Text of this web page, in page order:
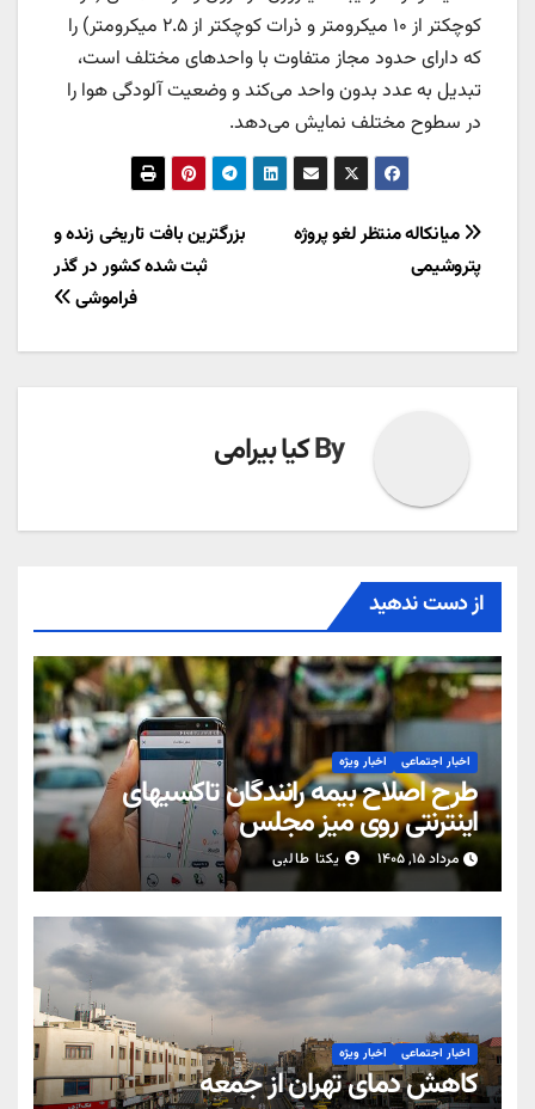
کوچکتر از ۱۰ میکرومتر و ذرات کوچکتر از ۲.۵ میکرومتر) را
که دارای حدود مجاز متفاوت با واحدهای مختلف است،
تبدیل به عدد بدون واحد می‌کند و وضعیت آلودگی هوا را
در سطوح مختلف نمایش می‌دهد.
راهبری
نوشته
بزرگترین بافت تاریخی زنده و
ثبت شده کشور در گذر
فراموشی
میانکاله منتظر لغو پروژه
پتروشیمی
Byکیا بیرامی
از دست ندهید
اخبار اجتماعی اخبار ویژه
طرح اصلاح بیمه رانندگان تاکسیهای
اینترنتی روی میز مجلس
مرداد ۱۵, ۱۴۰۵ یکتا طالبی
اخبار اجتماعی اخبار ویژه
کاهش دمای تهران از جمعه